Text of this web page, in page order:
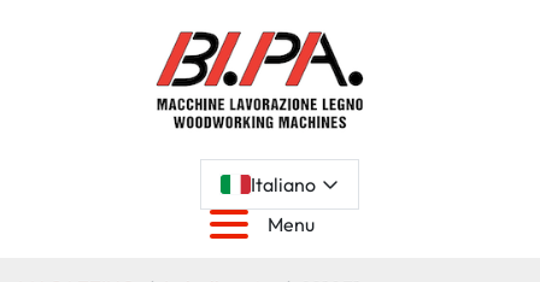
Italiano
Menu